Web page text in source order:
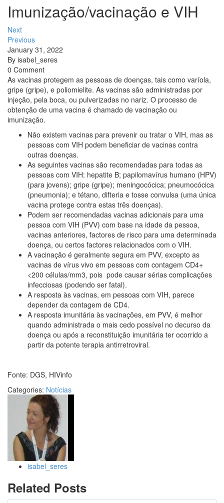
Imunização/vacinação e VIH
Next
Previous
January 31, 2022
By isabel_seres
0 Comment
As vacinas protegem as pessoas de doenças, tais como varíola,
gripe (gripe), e poliomielite. As vacinas são administradas por
injeção, pela boca, ou pulverizadas no nariz. O processo de
obtenção de uma vacina é chamado de vacinação ou
imunização.
Não existem vacinas para prevenir ou tratar o VIH, mas as
pessoas com VIH podem beneficiar de vacinas contra
outras doenças.
As seguintes vacinas são recomendadas para todas as
pessoas com VIH: hepatite B; papilomavírus humano (HPV)
(para jovens); gripe (gripe); meningocócica; pneumocócica
(pneumonia); e tétano, difteria e tosse convulsa (uma única
vacina protege contra estas três doenças).
Podem ser recomendadas vacinas adicionais para uma
pessoa com VIH (PVV) com base na idade da pessoa,
vacinas anteriores, factores de risco para uma determinada
doença, ou certos factores relacionados com o VIH.
A vacinação é geralmente segura em PVV, excepto as
vacinas de vírus vivo em pessoas com contagem CD4+
<200 células/mm3, pois pode causar sérias complicações
infecciosas (podendo ser fatal).
A resposta às vacinas, em pessoas com VIH, parece
depender da contagem de CD4.
A resposta imunitária às vacinações, em PVV, é melhor
quando administrada o mais cedo possível no decurso da
doença ou após a reconstituição imunitária ter ocorrido a
partir da potente terapia antirretroviral.
Fonte: DGS, HIVinfo
Categories: Notícias
isabel_seres
Related Posts